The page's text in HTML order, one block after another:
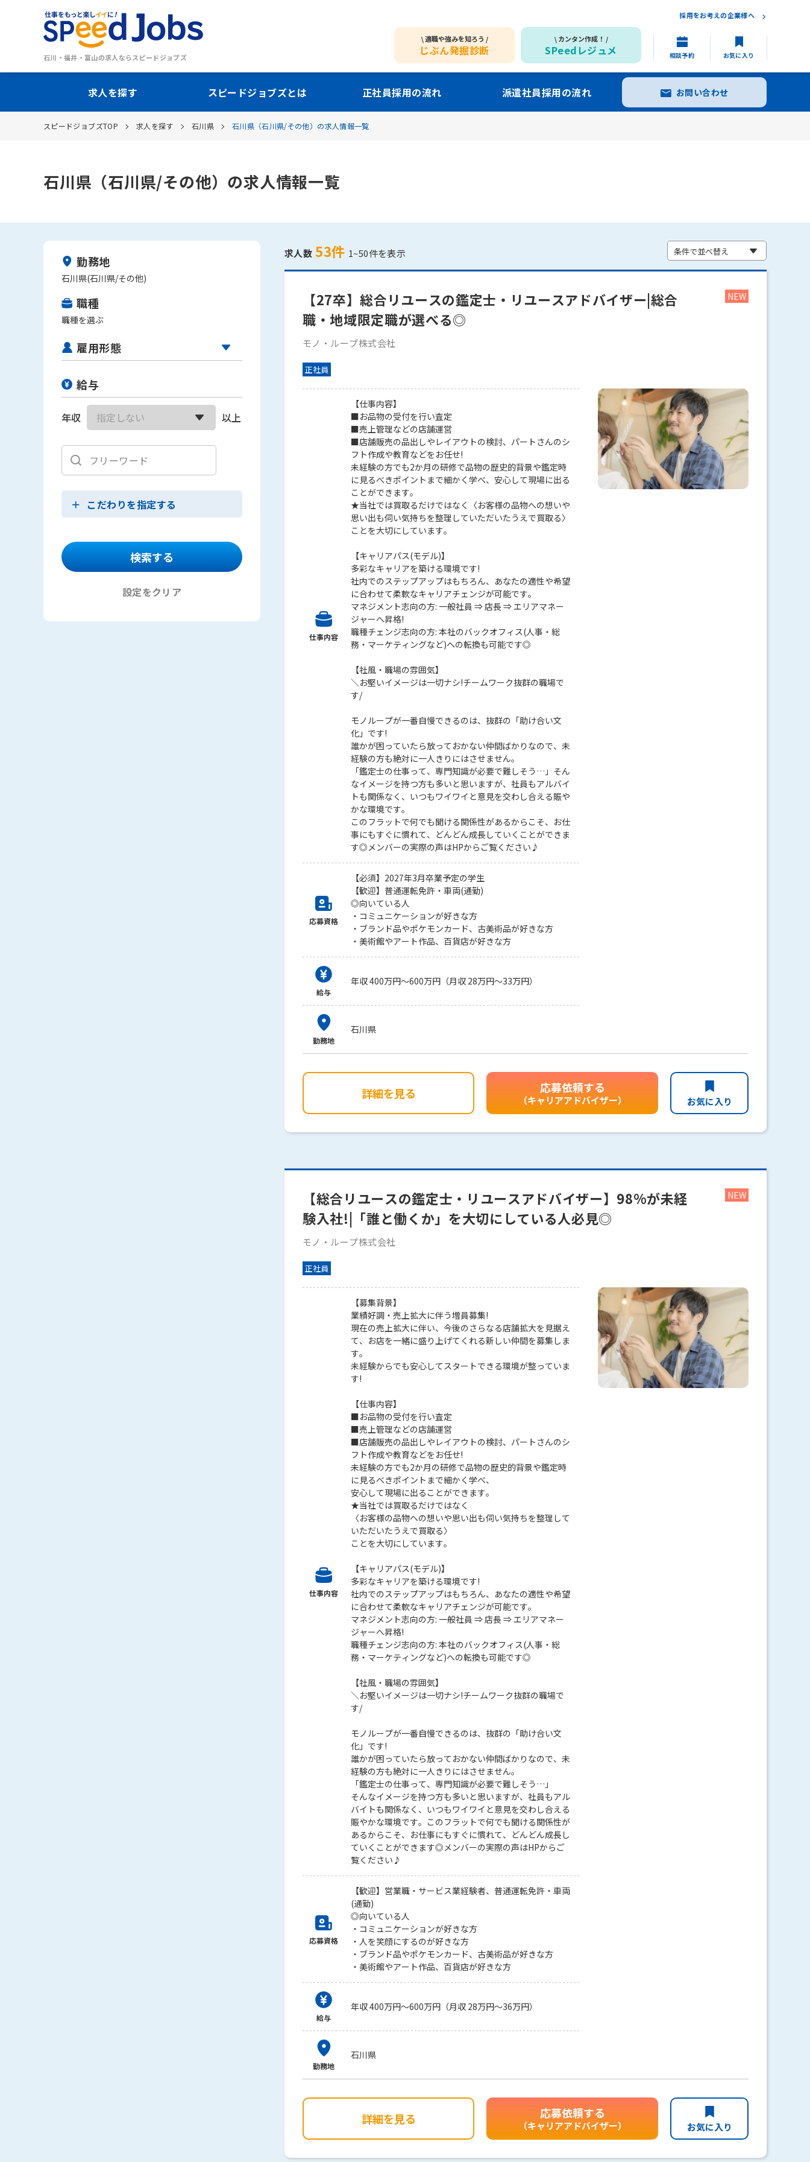
石川・福井・富山の求人ならスピードジョブズ
適職や強みを知ろう
じぶん発掘診断
カンタン作成！
SPeedレジュメ
採用をお考えの企業様へ
相談予約 お気に入り
求人を探す スピードジョブズとは 正社員採用の流れ 派遣社員採用の流れ お問い合わせ
スピードジョブズTOP 求人を探す 石川県 石川県（石川県/その他）の求人情報一覧
石川県（石川県/その他）の求人情報一覧
勤務地
石川県(石川県/その他)
職種
職種を選ぶ
雇用形態
給与
年収 以上
こだわりを指定する
設定をクリア
求人数 53件 1~50件を表示 条件で並べ替え
【27卒】総合リユースの鑑定士・リユースアドバイザー|総合
職・地域限定職が選べる◎
モノ・ループ株式会社
正社員
仕事内容
【仕事内容】
■お品物の受付を行い査定
■売上管理などの店舗運営
■店舗販売の品出しやレイアウトの検討、パートさんのシ
フト作成や教育などをお任せ!
未経験の方でも2か月の研修で品物の歴史的背景や鑑定時
に見るべきポイントまで細かく学べ、安心して現場に出る
ことができます。
★当社では買取るだけではなく〈お客様の品物への想いや
思い出も伺い気持ちを整理していただいたうえで買取る〉
ことを大切にしています。
【キャリアパス(モデル)】
多彩なキャリアを築ける環境です!
社内でのステップアップはもちろん、あなたの適性や希望
に合わせて柔軟なキャリアチェンジが可能です。
マネジメント志向の方: 一般社員 ⇒ 店長 ⇒ エリアマネー
ジャーへ昇格!
職種チェンジ志向の方: 本社のバックオフィス(人事・総
務・マーケティングなど)への転換も可能です◎
【社風・職場の雰囲気】
＼お堅いイメージは一切ナシ!チームワーク抜群の職場で
す/
モノループが一番自慢できるのは、抜群の「助け合い文
化」です!
誰かが困っていたら放っておかない仲間ばかりなので、未
経験の方も絶対に一人きりにはさせません。
「鑑定士の仕事って、専門知識が必要で難しそう…」そん
なイメージを持つ方も多いと思いますが、社員もアルバイ
トも関係なく、いつもワイワイと意見を交わし合える賑や
かな環境です。
このフラットで何でも聞ける関係性があるからこそ、お仕
事にもすぐに慣れて、どんどん成長していくことができま
す◎メンバーの実際の声はHPからご覧ください♪
応募資格
【必須】2027年3月卒業予定の学生
【歓迎】普通運転免許・車両(通勤)
◎向いている人
・コミュニケーションが好きな方
・ブランド品やポケモンカード、古美術品が好きな方
・美術館やアート作品、百貨店が好きな方
給与
年収 400万円～600万円（月収 28万円～33万円）
勤務地
石川県
詳細を見る 応募依頼する
（キャリアアドバイザー） お気に入り
【総合リユースの鑑定士・リユースアドバイザー】98%が未経
験入社!|「誰と働くか」を大切にしている人必見◎
モノ・ループ株式会社
正社員
仕事内容
【募集背景】
業績好調・売上拡大に伴う増員募集!
現在の売上拡大に伴い、今後のさらなる店舗拡大を見据え
て、お店を一緒に盛り上げてくれる新しい仲間を募集しま
す。
未経験からでも安心してスタートできる環境が整っていま
す!
【仕事内容】
■お品物の受付を行い査定
■売上管理などの店舗運営
■店舗販売の品出しやレイアウトの検討、パートさんのシ
フト作成や教育などをお任せ!
未経験の方でも2か月の研修で品物の歴史的背景や鑑定時
に見るべきポイントまで細かく学べ、
安心して現場に出ることができます。
★当社では買取るだけではなく
〈お客様の品物への想いや思い出も伺い気持ちを整理して
いただいたうえで買取る〉
ことを大切にしています。
【キャリアパス(モデル)】
多彩なキャリアを築ける環境です!
社内でのステップアップはもちろん、あなたの適性や希望
に合わせて柔軟なキャリアチェンジが可能です。
マネジメント志向の方: 一般社員 ⇒ 店長 ⇒ エリアマネー
ジャーへ昇格!
職種チェンジ志向の方: 本社のバックオフィス(人事・総
務・マーケティングなど)への転換も可能です◎
【社風・職場の雰囲気】
＼お堅いイメージは一切ナシ!チームワーク抜群の職場で
す/
モノループが一番自慢できるのは、抜群の「助け合い文
化」です!
誰かが困っていたら放っておかない仲間ばかりなので、未
経験の方も絶対に一人きりにはさせません。
「鑑定士の仕事って、専門知識が必要で難しそう…」
そんなイメージを持つ方も多いと思いますが、社員もアル
バイトも関係なく、いつもワイワイと意見を交わし合える
賑やかな環境です。このフラットで何でも聞ける関係性が
あるからこそ、お仕事にもすぐに慣れて、どんどん成長し
ていくことができます◎メンバーの実際の声はHPからご
覧ください♪
応募資格
【歓迎】営業職・サービス業経験者、普通運転免許・車両
(通勤)
◎向いている人
・コミュニケーションが好きな方
・人を笑顔にするのが好きな方
・ブランド品やポケモンカード、古美術品が好きな方
・美術館やアート作品、百貨店が好きな方
給与
年収 400万円～600万円（月収 28万円～36万円）
勤務地
石川県
詳細を見る 応募依頼する
（キャリアアドバイザー） お気に入り